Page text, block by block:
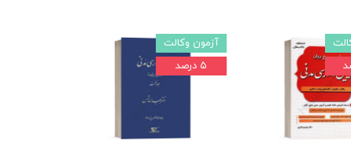
آزمون وکالت
۵ درصد